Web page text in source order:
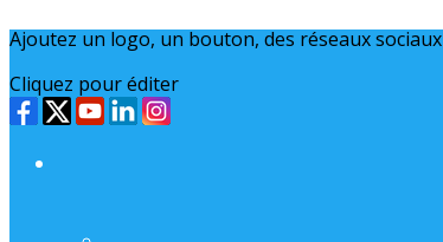
Ajoutez un logo, un bouton, des réseaux sociaux
Cliquez pour éditer